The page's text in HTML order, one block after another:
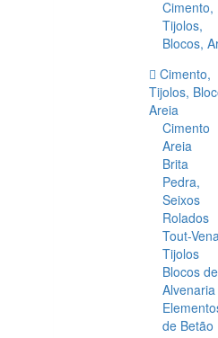
Cimento,
Tijolos,
Blocos,
Cimento,
Tijolos,
Areia
Cimento
Areia
Brita
Pedra,
Seixos
Rolados
Tout-
Tijolos
Blocos de
Alvenaria
de Betão